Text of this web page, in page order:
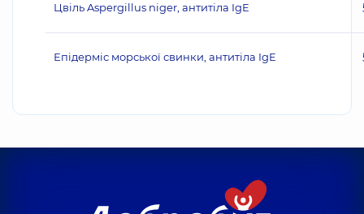
Цвіль Aspergillus niger, антитіла IgE
Епідерміс морської свинки, антитіла IgE